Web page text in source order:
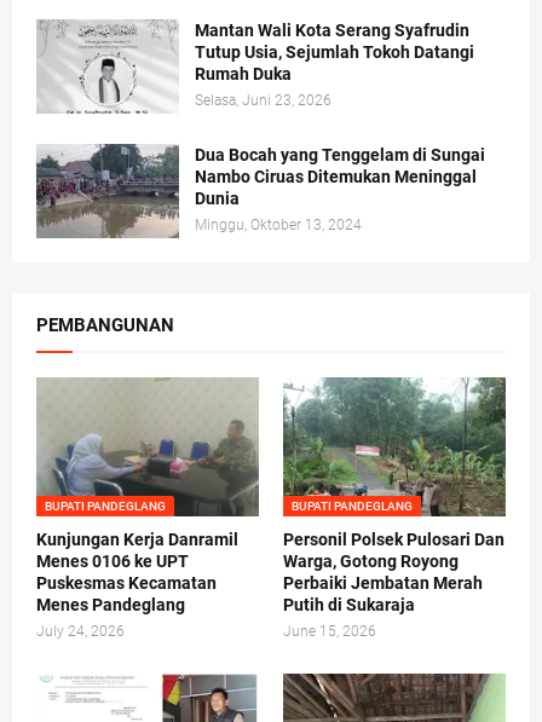
Mantan Wali Kota Serang Syafrudin
Tutup Usia, Sejumlah Tokoh Datangi
Rumah Duka
Selasa, Juni 23, 2026
Dua Bocah yang Tenggelam di Sungai
Nambo Ciruas Ditemukan Meninggal
Dunia
Minggu, Oktober 13, 2024
PEMBANGUNAN
BUPATI PANDEGLANG
Kunjungan Kerja Danramil
Menes 0106 ke UPT
Puskesmas Kecamatan
Menes Pandeglang
July 24, 2026
BUPATI PANDEGLANG
Personil Polsek Pulosari Dan
Warga, Gotong Royong
Perbaiki Jembatan Merah
Putih di Sukaraja
June 15, 2026